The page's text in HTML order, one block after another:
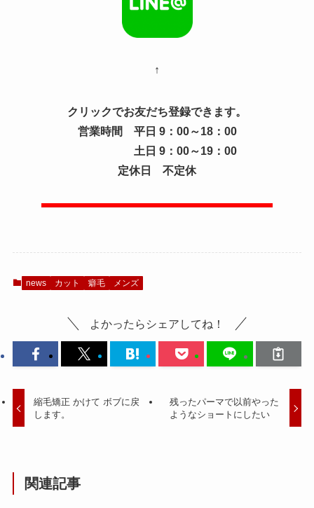
↑
クリックでお友だち登録できます。
営業時間 平日 9：00～18：00
土日 9：00～19：00
定休日 不定休
news カット 癖毛 メンズ
よかったらシェアしてね！
縮毛矯正 かけて ボブに戻
します。
残ったパーマで以前やった
ようなショートにしたい
関連記事